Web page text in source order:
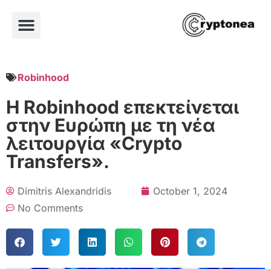
Robinhood
Η Robinhood επεκτείνεται
στην Ευρώπη με τη νέα
λειτουργία «Crypto
Transfers».
Dimitris Alexandridis
October 1, 2024
No Comments